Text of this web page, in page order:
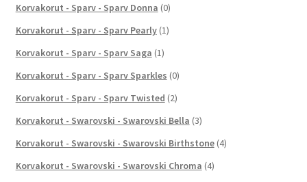
Korvakorut - Sparv - Sparv Donna (0)
Korvakorut - Sparv - Sparv Pearly (1)
Korvakorut - Sparv - Sparv Saga (1)
Korvakorut - Sparv - Sparv Sparkles (0)
Korvakorut - Sparv - Sparv Twisted (2)
Korvakorut - Swarovski - Swarovski Bella (3)
Korvakorut - Swarovski - Swarovski Birthstone (4)
Korvakorut - Swarovski - Swarovski Chroma (4)